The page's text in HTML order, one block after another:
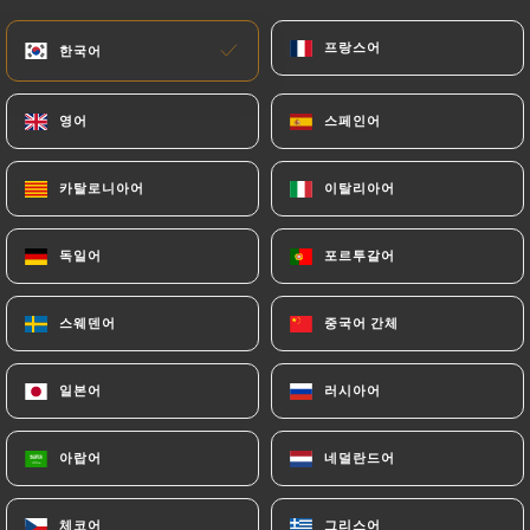
메뉴
한국어 프랑스어
영어 스페인어
카탈로니아어 이탈리아어
독일어 포르투갈어
스웨덴어 중국어 간체
일본어 러시아어
아랍어 네덜란드어
체코어 그리스어
홈/연락처
연락처
Chez Papa Indien
한국어 프랑스어
영어 스페인어
카탈로니아어 이탈리아어
독일어 포르투갈어
스웨덴어 중국어 간체
일본어 러시아어
아랍어 네덜란드어
체코어 그리스어